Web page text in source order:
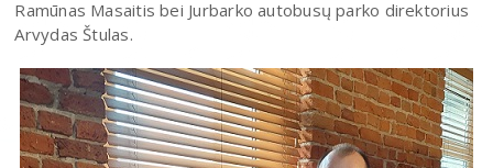
Ramūnas Masaitis bei Jurbarko autobusų parko direktorius
Arvydas Štulas.